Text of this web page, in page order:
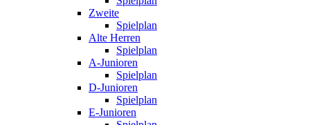
Zweite
Spielplan
Alte Herren
Spielplan
A-Junioren
Spielplan
D-Junioren
Spielplan
E-Junioren